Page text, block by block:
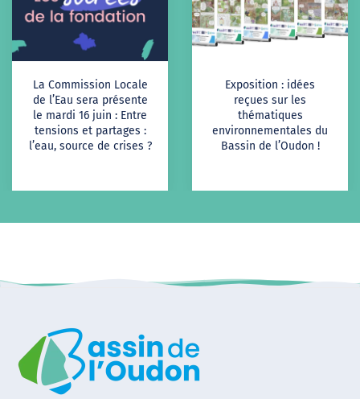
La Commission Locale
de l’Eau sera présente
le mardi 16 juin : Entre
tensions et partages :
l’eau, source de crises ?
Exposition : idées
reçues sur les
thématiques
environnementales du
Bassin de l’Oudon !